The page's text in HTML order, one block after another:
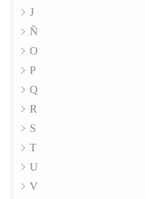
J
Ñ
O
P
Q
R
S
T
U
V